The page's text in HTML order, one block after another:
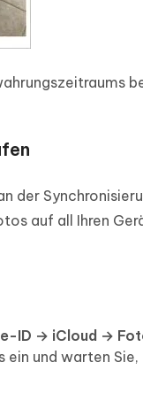
der
auf all Ihren
ID → iCloud →
ein und warten Sie,